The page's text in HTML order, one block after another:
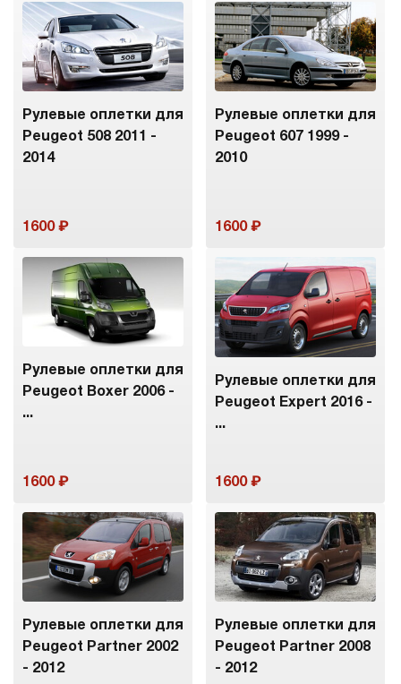
Рулевые оплетки для
Peugeot 508 2011 -
2014
1600
Рулевые оплетки для
Peugeot 607 1999 -
2010
1600
Рулевые оплетки для
Peugeot Boxer 2006 -
...
1600
Рулевые оплетки для
Peugeot Expert 2016 -
...
1600
Рулевые оплетки для
Peugeot Partner 2002
- 2012
Рулевые оплетки для
Peugeot Partner 2008
- 2012